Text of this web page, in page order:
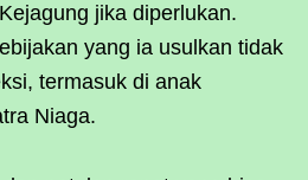
jika diperlukan.
yang ia usulkan tidak
termasuk di anak
Niaga.